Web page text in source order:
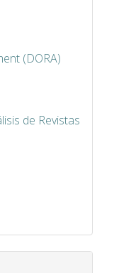
(DORA)
de Revistas